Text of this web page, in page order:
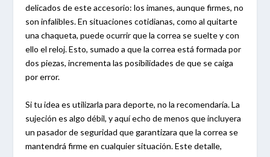
delicados de este accesorio: los imanes, aunque firmes, no
son infalibles. En situaciones cotidianas, como al quitarte
una chaqueta, puede ocurrir que la correa se suelte y con
ello el reloj. Esto, sumado a que la correa está formada por
dos piezas, incrementa las posibilidades de que se caiga
por error.
Si tu idea es utilizarla para deporte, no la recomendaría. La
sujeción es algo débil, y aquí echo de menos que incluyera
un pasador de seguridad que garantizara que la correa se
mantendrá firme en cualquier situación. Este detalle,